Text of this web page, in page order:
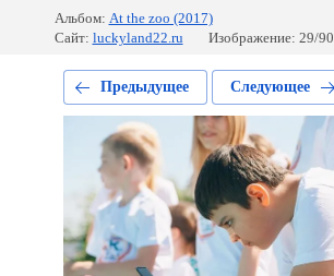
Альбом: At the zoo (2017)
Сайт: luckyland22.ru Изображение: 29/90
Предыдущее Следующее